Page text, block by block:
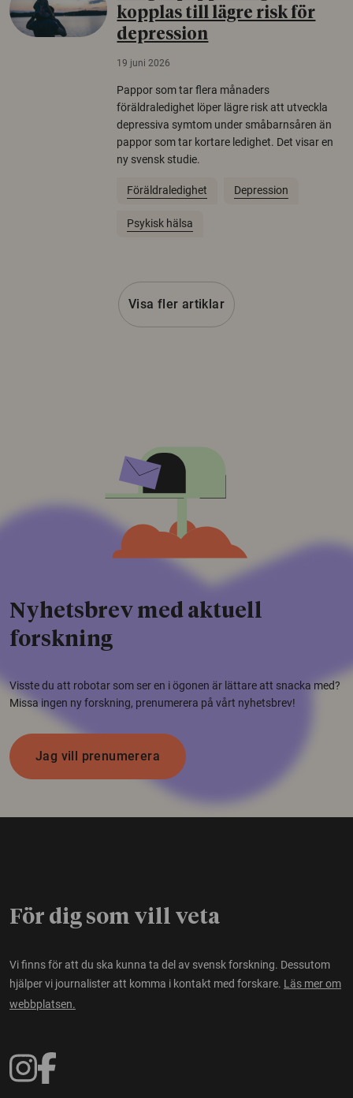
kopplas till lägre risk för
depression
19 juni 2026
Pappor som tar flera månaders
föräldraledighet löper lägre risk att utveckla
depressiva symtom under småbarnsåren än
pappor som tar kortare ledighet. Det visar en
ny svensk studie.
Föräldraledighet Depression
Psykisk hälsa
Visa fler artiklar
Nyhetsbrev med aktuell
forskning
Visste du att robotar som ser en i ögonen är lättare att snacka med?
Missa ingen ny forskning, prenumerera på vårt nyhetsbrev!
Jag vill prenumerera
För dig som vill veta
Vi finns för att du ska kunna ta del av svensk forskning. Dessutom
hjälper vi journalister att komma i kontakt med forskare. Läs mer om
webbplatsen.